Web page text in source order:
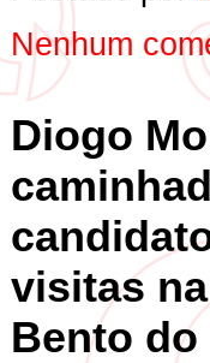
Nenhum
Diogo
visitas
Bento do